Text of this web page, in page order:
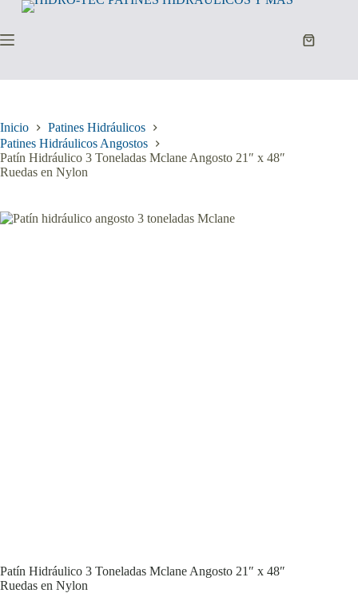
Saltar
contenido
Carro
Inicio
Patines Hidráulicos
Patines Hidráulicos Angostos
Patín Hidráulico 3 Toneladas Mclane Angosto 21″ x 48″
Ruedas en Nylon
Patín Hidráulico 3 Toneladas Mclane Angosto 21″ x 48″
Ruedas en Nylon